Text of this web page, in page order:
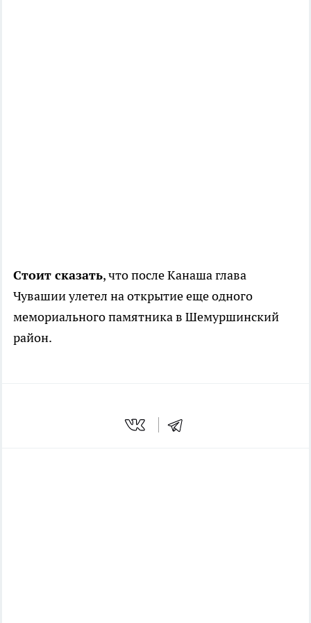
Стоит сказать, что после Канаша глава
Чувашии улетел на открытие еще одного
мемориального памятника в Шемуршинский
район.